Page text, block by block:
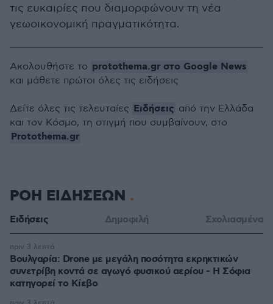
τις ευκαιρίες που διαμορφώνουν τη νέα
γεωοικονομική πραγματικότητα.
Ακολουθήστε το protothema.gr στο Google News
και μάθετε πρώτοι όλες τις ειδήσεις
Δείτε όλες τις τελευταίες Ειδήσεις από την Ελλάδα
και τον Κόσμο, τη στιγμή που συμβαίνουν, στο
Protothema.gr
ΡΟΗ ΕΙΔΗΣΕΩΝ
Ειδήσεις Δημοφιλή Σχολιασμένα
Βουλγαρία: Drone με μεγάλη ποσότητα εκρηκτικών
συνετρίβη κοντά σε αγωγό φυσικού αερίου - Η Σόφια
κατηγορεί το Κίεβο
πριν 3 λεπτά